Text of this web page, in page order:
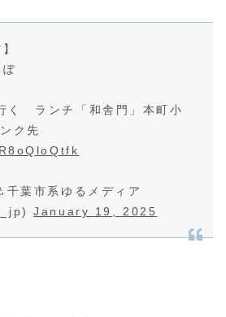
く ランチ「和舎門」本町小
ク先
葉市系ゆるメディア
January 19, 2025